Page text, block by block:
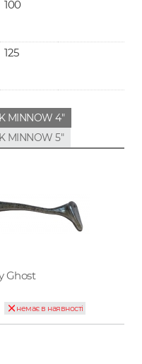
100
125
MINNOW 4"
MINNOW 5"
Ghost
немає в наявності